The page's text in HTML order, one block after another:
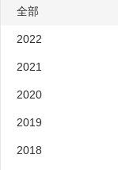
全部
2022
2021
2020
2019
2018